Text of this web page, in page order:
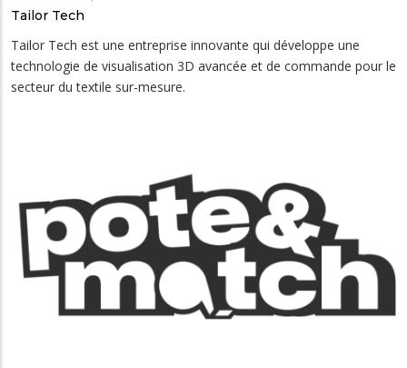
Tailor Tech
Tailor Tech est une entreprise innovante qui développe une
technologie de visualisation 3D avancée et de commande pour le
secteur du textile sur-mesure.